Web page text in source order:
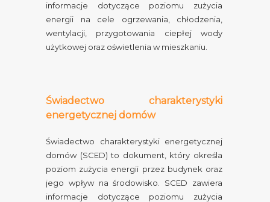
informacje dotyczące poziomu zużycia
energii na cele ogrzewania, chłodzenia,
wentylacji, przygotowania ciepłej wody
użytkowej oraz oświetlenia w mieszkaniu.
Świadectwo charakterystyki
energetycznej domów
Świadectwo charakterystyki energetycznej
domów (SCED) to dokument, który określa
poziom zużycia energii przez budynek oraz
jego wpływ na środowisko. SCED zawiera
informacje dotyczące poziomu zużycia